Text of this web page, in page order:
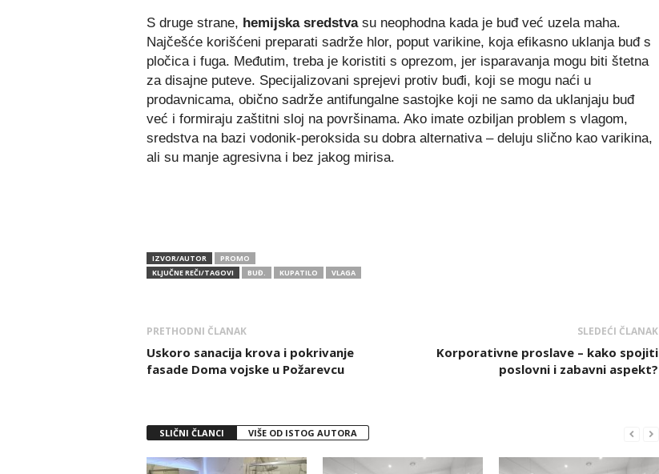
S druge strane, hemijska sredstvasu neophodna kada je buđ već uzela maha.
Najčešće korišćeni preparati sadrže hlor, poput varikine, koja efikasno uklanja buđ s
pločica i fuga. Međutim, treba je koristiti s oprezom, jer isparavanja mogu biti štetna
za disajne puteve. Specijalizovani sprejevi protiv buđi, koji se mogu naći u
prodavnicama, obično sadrže antifungalne sastojke koji ne samo da uklanjaju buđ
već i formiraju zaštitni sloj na površinama. Ako imate ozbiljan problem s vlagom,
sredstva na bazi vodonik-peroksida su dobra alternativa – deluju slično kao varikina,
ali su manje agresivna i bez jakog mirisa.
IZVOR/AUTOR
PROMO
KLJUČNE REČI/TAGOVI
BUĐ. KUPATILO VLAGA
PRETHODNI ČLANAK
Uskoro sanacija krova i pokrivanje
fasade Doma vojske u Požarevcu
SLEDEĆI ČLANAK
Korporativne proslave – kako spojiti
poslovni i zabavni aspekt?
SLIČNI ČLANCI VIŠE OD ISTOG AUTORA